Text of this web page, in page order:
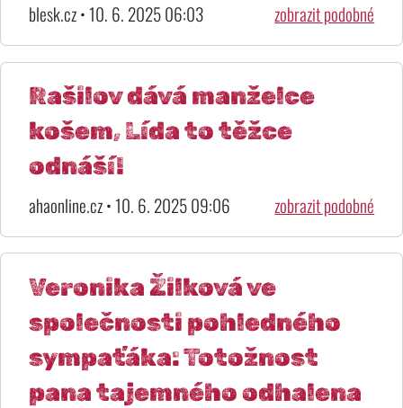
blesk.cz • 10. 6. 2025 06:03 zobrazit podobné
Rašilov dává manželce
košem, Lída to těžce
odnáší!
ahaonline.cz • 10. 6. 2025 09:06 zobrazit podobné
Veronika Žilková ve
společnosti pohledného
sympaťáka: Totožnost
pana tajemného odhalena